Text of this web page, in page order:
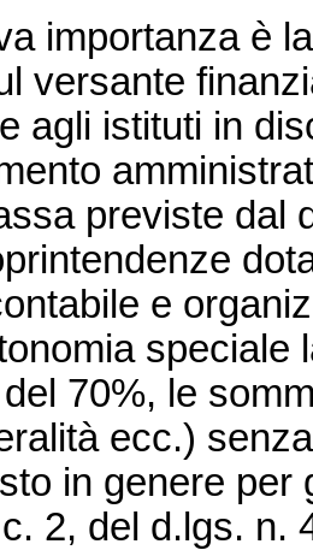
importanza è
versante
agli istituti in
previste dal
e
speciale
70%, le
ecc.)
in genere per
2, del d.lgs. n.